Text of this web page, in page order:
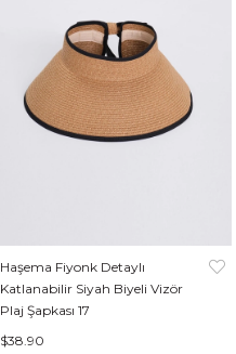
Haşema Fiyonk Detaylı
Katlanabilir Siyah Biyeli Vizör
Plaj Şapkası 17
$38.90